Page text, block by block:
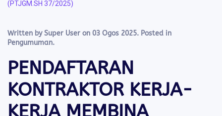
(PTJGM.SH 37/2025)
Written by Super User on 03 Ogos 2025. Posted in
Pengumuman.
PENDAFTARAN
KONTRAKTOR KERJA-